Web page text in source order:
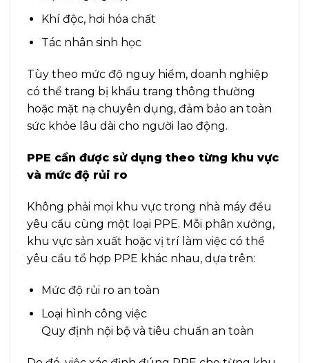
Khí độc, hơi hóa chất
Tác nhân sinh học
Tùy theo mức độ nguy hiểm, doanh nghiệp
có thể trang bị khẩu trang thông thường
hoặc mặt nạ chuyên dụng, đảm bảo an toàn
sức khỏe lâu dài cho người lao động.
PPE cần được sử dụng theo từng khu vực
và mức độ rủi ro
Không phải mọi khu vực trong nhà máy đều
yêu cầu cùng một loại PPE. Mỗi phân xưởng,
khu vực sản xuất hoặc vị trí làm việc có thể
yêu cầu tổ hợp PPE khác nhau, dựa trên:
Mức độ rủi ro an toàn
Loại hình công việc
Quy định nội bộ và tiêu chuẩn an toàn